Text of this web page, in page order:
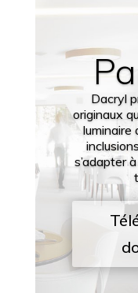
Dacryl
originaux
luminaire
s’adapter